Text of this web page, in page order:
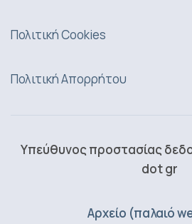
Πολιτική Cookies
Πολιτική Απορρήτου
Υπεύθυνος προστασίας
dot gr
Αρχείο (παλαιό